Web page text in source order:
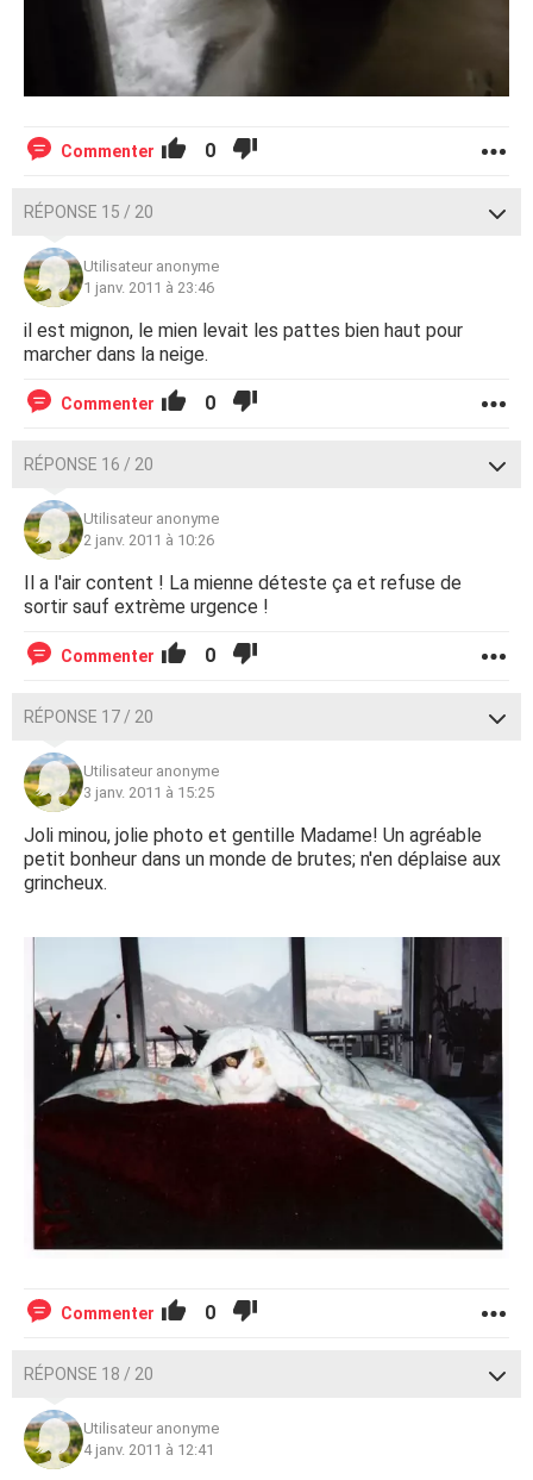
Commenter 0
RÉPONSE 15 / 20
Utilisateur anonyme
1 janv. 2011 à 23:46
il est mignon, le mien levait les pattes bien haut pour
marcher dans la neige.
Commenter 0
RÉPONSE 16 / 20
Utilisateur anonyme
2 janv. 2011 à 10:26
Il a l'air content ! La mienne déteste ça et refuse de
sortir sauf extrème urgence !
Commenter 0
RÉPONSE 17 / 20
Utilisateur anonyme
3 janv. 2011 à 15:25
Joli minou, jolie photo et gentille Madame! Un agréable
petit bonheur dans un monde de brutes; n'en déplaise aux
grincheux.
Commenter 0
RÉPONSE 18 / 20
Utilisateur anonyme
4 janv. 2011 à 12:41